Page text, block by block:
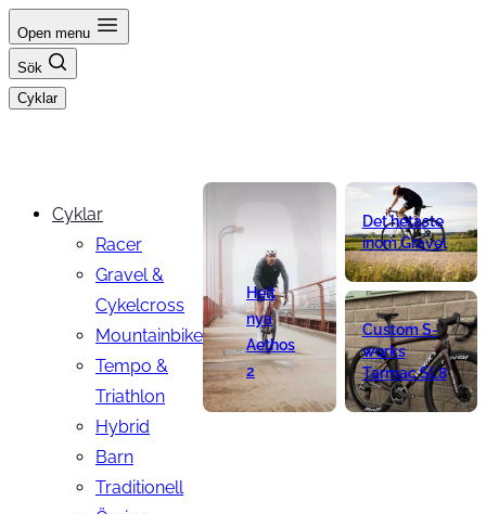
Hoppa
till
innehåll
Open menu
Sök
Cyklar
Cyklar
Racer
Gravel &
Cykelcross
Mountainbike
Tempo &
Triathlon
Hybrid
Barn
Traditionell
Helt
nya
Aethos
2
Det hetaste
inom Gravel
Custom S-
works
Tarmac SL8